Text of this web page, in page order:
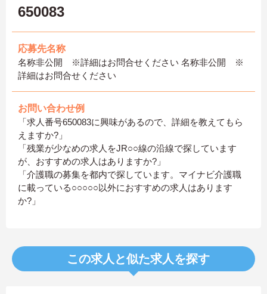
650083
応募先名称
名称非公開 ※詳細はお問合せください 名称非公開 ※
詳細はお問合せください
お問い合わせ例
「求人番号650083に興味があるので、詳細を教えてもら
えますか?」
「残業が少なめの求人をJR○○線の沿線で探しています
が、おすすめの求人はありますか?」
「介護職の募集を都内で探しています。マイナビ介護職
に載っている○○○○○以外におすすめの求人はあります
か?」
この求人と似た求人を探す